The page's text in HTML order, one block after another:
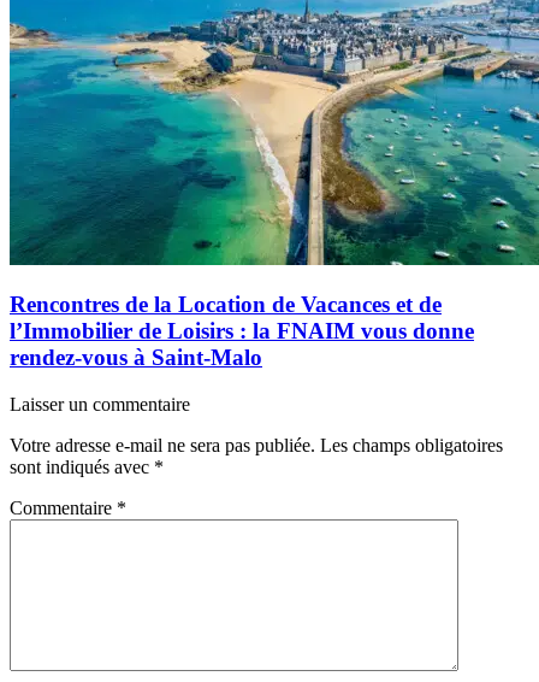
Rencontres de la Location de Vacances et de
l’Immobilier de Loisirs : la FNAIM vous donne
rendez-vous à Saint-Malo
Laisser un commentaire
Votre adresse e-mail ne sera pas publiée. Les champs obligatoires
sont indiqués avec *
Commentaire *